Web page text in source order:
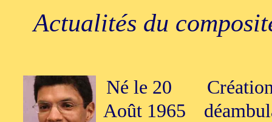
Actualités du
Né le 20
Août 1965